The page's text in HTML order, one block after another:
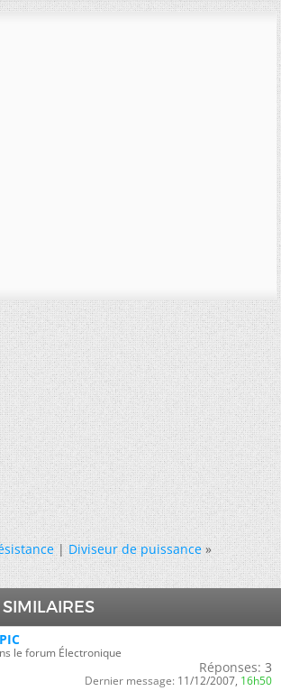
|Diviseur de puissance »
le forum Électronique
Réponses: 3
Dernier message: 11/12/2007, 16h50